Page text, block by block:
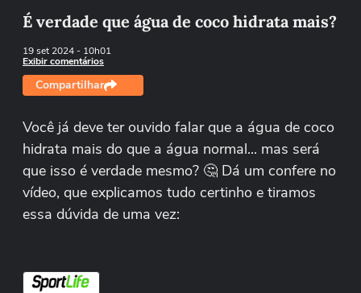
É verdade que água de coco hidrata mais?
19 set 2024- 10h01
Exibir comentários
Compartilhar
Você já deve ter ouvido falar que a água de coco
hidrata mais do que a água normal... mas será
que isso é verdade mesmo? 🤔 Dá um confere no
vídeo, que explicamos tudo certinho e tiramos
essa dúvida de uma vez: